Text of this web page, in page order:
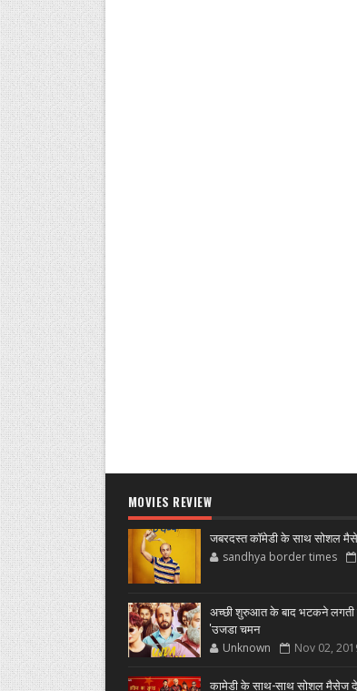
MOVIES REVIEW
जबरदस्त कॉमेडी के साथ सोशल
sandhya border times
अच्छी शुरुआत के बाद भटकने लगती
'उजडा चमन
Unknown Nov 02,
कामेडी के साथ-साथ सोशल मैसेज